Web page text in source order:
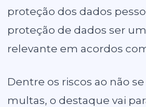
proteção dos dados
proteção de dados ser
relevante em acordos
Dentre os riscos ao não
multas, o destaque vai